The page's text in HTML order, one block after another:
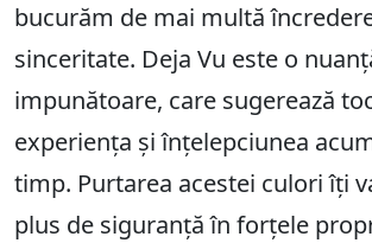
bucurăm de mai multă
sinceritate. Deja Vu este o
impunătoare, care sugerează
experiența și înțelepciunea
timp. Purtarea acestei culori îți
plus de siguranță în forțele